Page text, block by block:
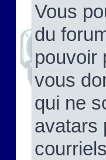
Vous
du
pouvoir
vous
qui ne
avatars